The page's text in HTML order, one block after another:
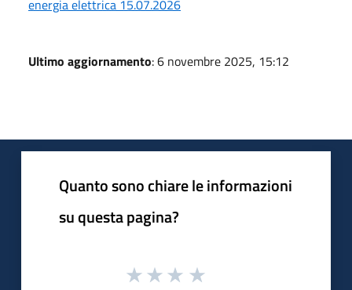
energia elettrica 15.07.2026
Ultimo aggiornamento: 6 novembre 2025, 15:12
Quanto sono chiare le informazioni
su questa pagina?